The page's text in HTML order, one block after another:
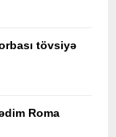
tövsiyə
Roma